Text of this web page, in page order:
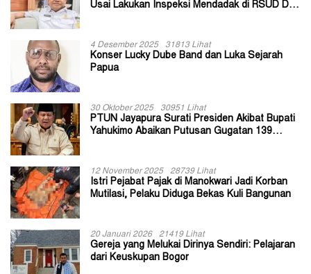
Usai Lakukan Inspeksi Mendadak di RSUD Dok
4 Desember 2025 31813 Lihat
Konser Lucky Dube Band dan Luka Sejarah
Papua
30 Oktober 2025 30951 Lihat
PTUN Jayapura Surati Presiden Akibat Bupati
Yahukimo Abaikan Putusan Gugatan 139
12 November 2025 28739 Lihat
Istri Pejabat Pajak di Manokwari Jadi Korban
Mutilasi, Pelaku Diduga Bekas Kuli Bangunan
20 Januari 2026 21419 Lihat
Gereja yang Melukai Dirinya Sendiri: Pelajaran
dari Keuskupan Bogor